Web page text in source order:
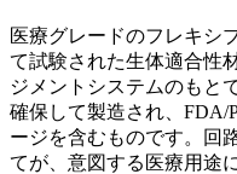
医療グレードのフレキシ
て試験された生体適合性
ジメントシステムのもと
確保して製造され、FDA/
ージを含むものです。回
てが、意図する医療用途